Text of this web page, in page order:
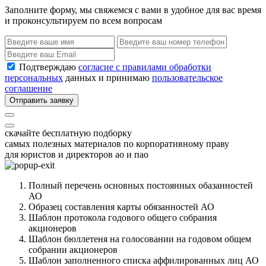
Заполните форму, мы свяжемся с вами в удобное для вас время
и проконсультируем по всем вопросам
Подтверждаю согласие с правилами обработки
персональных данных и принимаю пользовательское
соглашение
Отправить заявку
скачайте бесплатную подборку
самых полезных материалов по корпоративному праву
для юристов и директоров ао и пао
Полный перечень основных постоянных обазанностей
АО
Образец составления карты обязанностей АО
Шаблон протокола годового общего собрания
акционеров
Шаблон бюллетеня на голосовании на годовом общем
собрании акционеров
Шаблон заполненного списка аффилированных лиц АО